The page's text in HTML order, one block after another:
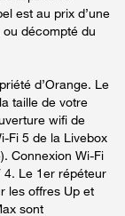
est au prix d’une
décompté du
d’Orange. Le
taille de votre
wifi de
Fi 5 de la Livebox
Connexion Wi-Fi
4. Le 1er répéteur
les offres Up et
sont